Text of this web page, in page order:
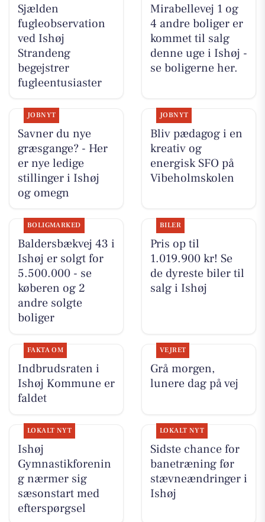
Sjælden
fugleobservation
ved Ishøj
Strandeng
begejstrer
fugleentusiaster
Mirabellevej 1 og
4 andre boliger er
kommet til salg
denne uge i Ishøj -
se boligerne her.
JOBNYT
Savner du nye
græsgange? - Her
er nye ledige
stillinger i Ishøj
og omegn
JOBNYT
Bliv pædagog i en
kreativ og
energisk SFO på
Vibeholmskolen
BOLIGMARKED
Baldersbækvej 43 i
Ishøj er solgt for
5.500.000 - se
køberen og 2
andre solgte
boliger
BILER
Pris op til
1.019.900 kr! Se
de dyreste biler til
salg i Ishøj
FAKTA OM
Indbrudsraten i
Ishøj Kommune er
faldet
VEJRET
Grå morgen,
lunere dag på vej
LOKALT NYT
Ishøj
Gymnastikforenin
g nærmer sig
sæsonstart med
efterspørgsel
LOKALT NYT
Sidste chance for
banetræning før
stævneændringer i
Ishøj